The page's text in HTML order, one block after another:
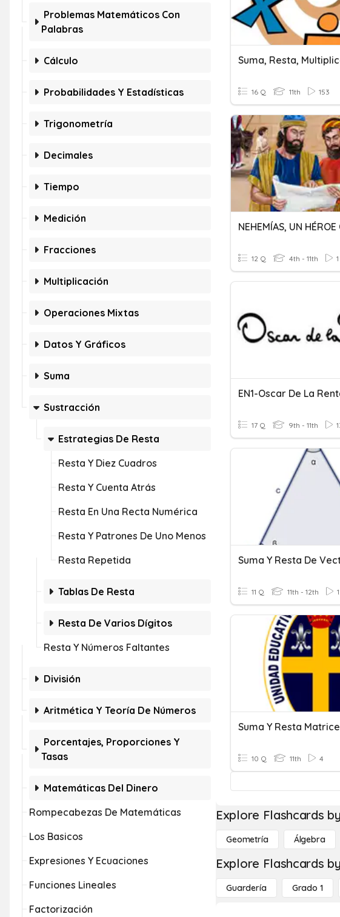
Problemas Matemáticos Con
Palabras
Cálculo
Probabilidades Y Estadísticas
Trigonometría
Decimales
Tiempo
Medición
Fracciones
Multiplicación
Operaciones Mixtas
Datos Y Gráficos
Suma
Sustracción
Estrategias De Resta
Resta Y Diez Cuadros
Resta Y Cuenta Atrás
Resta En Una Recta Numérica
Resta Y Patrones De Uno Menos
Resta Repetida
Tablas De Resta
Resta De Varios Dígitos
Resta Y Números Faltantes
División
Aritmética Y Teoría De Números
Porcentajes, Proporciones Y
Tasas
Matemáticas Del Dinero
Rompecabezas De Matemáticas
Los Basicos
Expresiones Y Ecuaciones
Funciones Lineales
Factorización
16 Q 11th 153
12 Q 4th - 11th 1
EN1-Oscar De La
17 Q 9th - 11th
Suma Y Resta De
11 Q 11th - 12th
Suma Y Resta
10 Q 11th 4
Explore Flashcards
Geometría Álgebra
Explore Flashcards
Guardería Grado 1